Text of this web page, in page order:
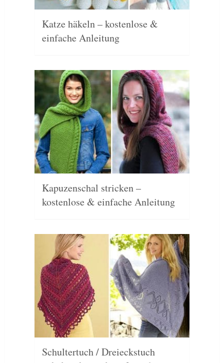
Katze häkeln – kostenlose &
einfache Anleitung
Kapuzenschal stricken –
kostenlose & einfache Anleitung
Schultertuch / Dreieckstuch